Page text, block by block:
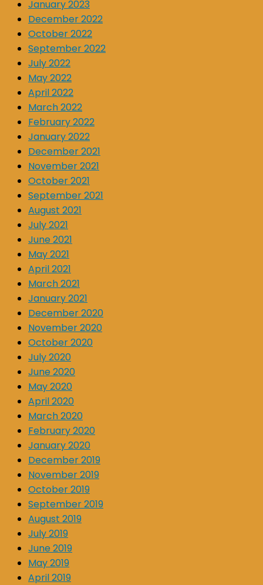
January 2023
December 2022
October 2022
September 2022
July 2022
May 2022
April 2022
March 2022
February 2022
January 2022
December 2021
November 2021
October 2021
September 2021
August 2021
July 2021
June 2021
May 2021
April 2021
March 2021
January 2021
December 2020
November 2020
October 2020
July 2020
June 2020
May 2020
April 2020
March 2020
February 2020
January 2020
December 2019
November 2019
October 2019
September 2019
August 2019
July 2019
June 2019
May 2019
April 2019